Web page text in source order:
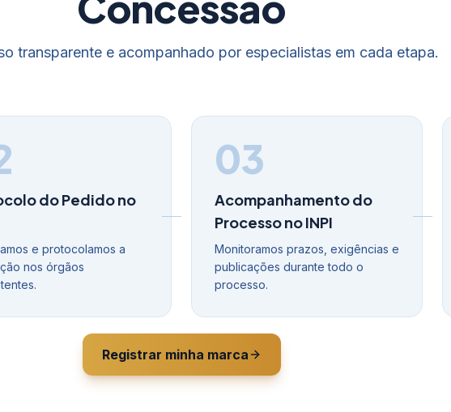
transparente e acompanhado por especialistas em cada etapa.
do Pedido no
e protocolamos a
nos órgãos
03
Acompanhamento do
Processo no INPI
Monitoramos prazos, exigências e
publicações durante todo o
processo.
Registrar minha marca